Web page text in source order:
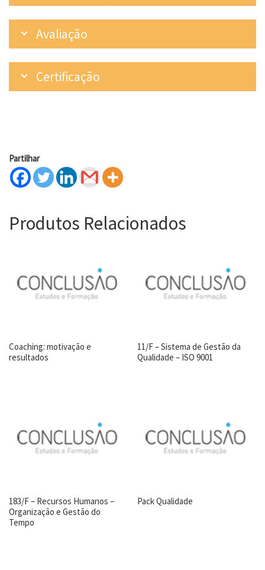
Avaliação
Certificação
Partilhar
Produtos Relacionados
Coaching: motivação e
resultados
11/F – Sistema de Gestão da
Qualidade – ISO 9001
183/F – Recursos Humanos –
Organização e Gestão do
Tempo
Pack Qualidade